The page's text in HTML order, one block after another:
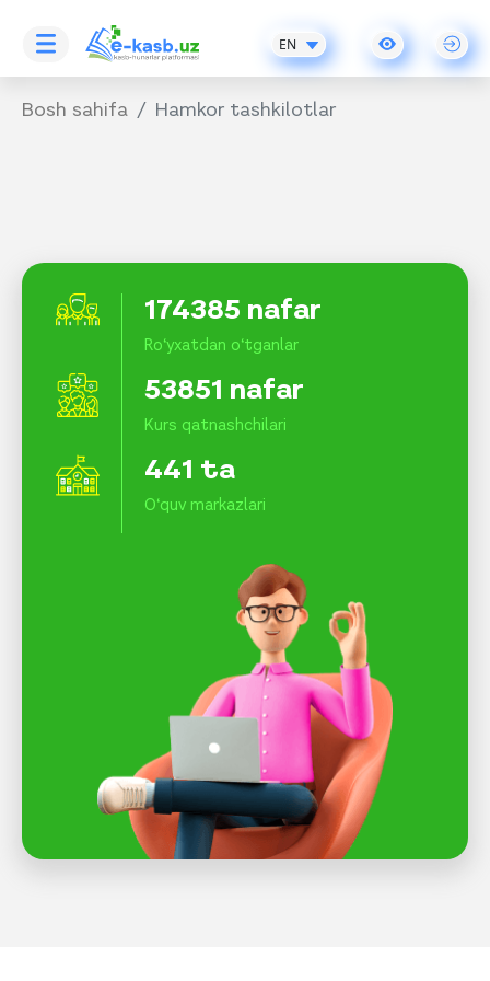
EN
Bosh sahifa Hamkor tashkilotlar
174385 nafar
Ro‘yxatdan o‘tganlar
53851 nafar
Kurs qatnashchilari
441 ta
O‘quv markazlari